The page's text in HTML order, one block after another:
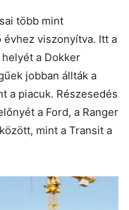
több mint
viszonyítva. Itt a
a Dokker
jobban állták a
a piacuk. Részesedés
a Ford, a Ranger
mint a Transit a